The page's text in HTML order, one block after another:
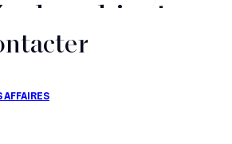
du cabinet,
et nos
jour après